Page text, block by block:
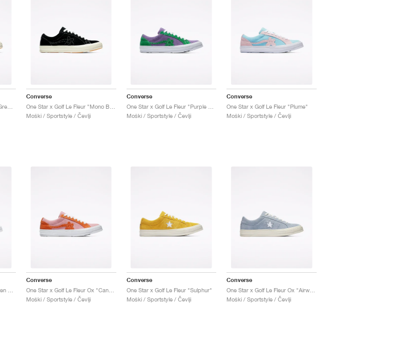
Converse
Moški / Sportstyle / Čevlji
Converse
Moški / Sportstyle / Čevlji
Converse
One Star x Golf Le Fleur "Plume"
Moški / Sportstyle / Čevlji
Converse
One Star x Golf Le Fleur Ox "Candy Pink"
Moški / Sportstyle / Čevlji
Converse
One Star x Golf Le Fleur "Sulphur"
Moški / Sportstyle / Čevlji
Converse
Moški / Sportstyle / Čevlji